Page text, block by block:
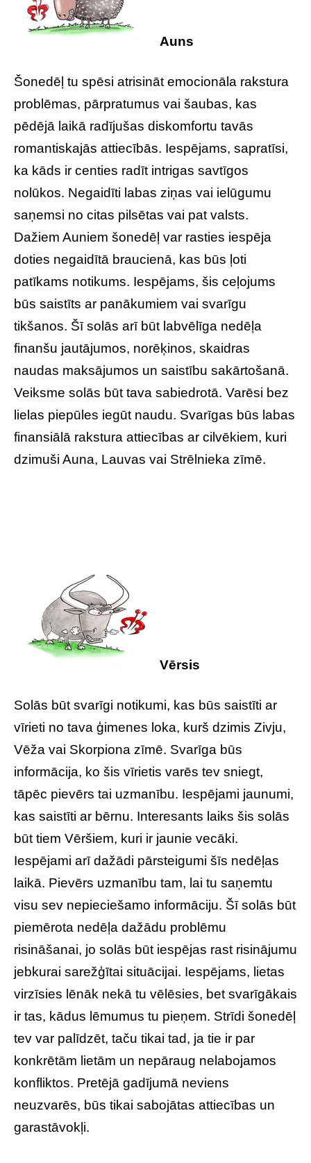
Auns
Šonedēļ tu spēsi atrisināt emocionāla rakstura
problēmas, pārpratumus vai šaubas, kas
pēdējā laikā radījušas diskomfortu tavās
romantiskajās attiecībās. Iespējams, sapratīsi,
ka kāds ir centies radīt intrigas savtīgos
nolūkos. Negaidīti labas ziņas vai ielūgumu
saņemsi no citas pilsētas vai pat valsts.
Dažiem Auniem šonedēļ var rasties iespēja
doties negaidītā braucienā, kas būs ļoti
patīkams notikums. Iespējams, šis ceļojums
būs saistīts ar panākumiem vai svarīgu
tikšanos. Šī solās arī būt labvēlīga nedēļa
finanšu jautājumos, norēķinos, skaidras
naudas maksājumos un saistību sakārtošanā.
Veiksme solās būt tava sabiedrotā. Varēsi bez
lielas piepūles iegūt naudu. Svarīgas būs labas
finansiālā rakstura attiecības ar cilvēkiem, kuri
dzimuši Auna, Lauvas vai Strēlnieka zīmē.
Vērsis
Solās būt svarīgi notikumi, kas būs saistīti ar
vīrieti no tava ģimenes loka, kurš dzimis Zivju,
Vēža vai Skorpiona zīmē. Svarīga būs
informācija, ko šis vīrietis varēs tev sniegt,
tāpēc pievērs tai uzmanību. Iespējami jaunumi,
kas saistīti ar bērnu. Interesants laiks šis solās
būt tiem Vēršiem, kuri ir jaunie vecāki.
Iespējami arī dažādi pārsteigumi šīs nedēļas
laikā. Pievērs uzmanību tam, lai tu saņemtu
visu sev nepieciešamo informāciju. Šī solās būt
piemērota nedēļa dažādu problēmu
risināšanai, jo solās būt iespējas rast risinājumu
jebkurai sarežģītai situācijai. Iespējams, lietas
virzīsies lēnāk nekā tu vēlēsies, bet svarīgākais
ir tas, kādus lēmumus tu pieņem. Strīdi šonedēļ
tev var palīdzēt, taču tikai tad, ja tie ir par
konkrētām lietām un nepāraug nelabojamos
konfliktos. Pretējā gadījumā neviens
neuzvarēs, būs tikai sabojātas attiecības un
garastāvokļi.